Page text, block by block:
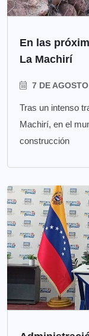
En las
La Machirí
7 DE
Tras un intenso
Machirí, en el
construcción